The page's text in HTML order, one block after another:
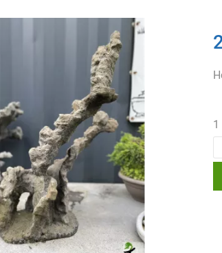
1